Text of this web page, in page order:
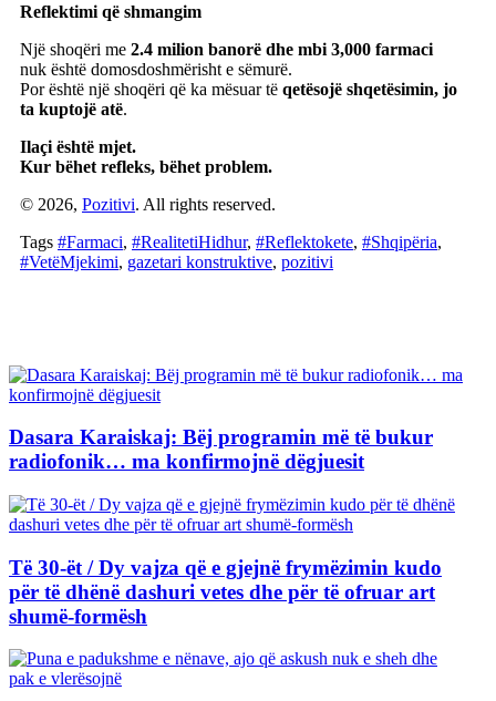
Reflektimi që shmangim
Një shoqëri me 2.4 milion banorë dhe mbi 3,000 farmaci
nuk është domosdoshmërisht e sëmurë.
Por është një shoqëri që ka mësuar të qetësojë shqetësimin, jo
ta kuptojë atë.
Ilaçi është mjet.
Kur bëhet refleks, bëhet problem.
© 2026, Pozitivi. All rights reserved.
Tags #Farmaci, #RealitetiHidhur, #Reflektokete, #Shqipëria,
#VetëMjekimi, gazetari konstruktive, pozitivi
Dasara Karaiskaj: Bëj programin më të bukur
radiofonik… ma konfirmojnë dëgjuesit
Të 30-ët / Dy vajza që e gjejnë frymëzimin kudo
për të dhënë dashuri vetes dhe për të ofruar art
shumë-formësh